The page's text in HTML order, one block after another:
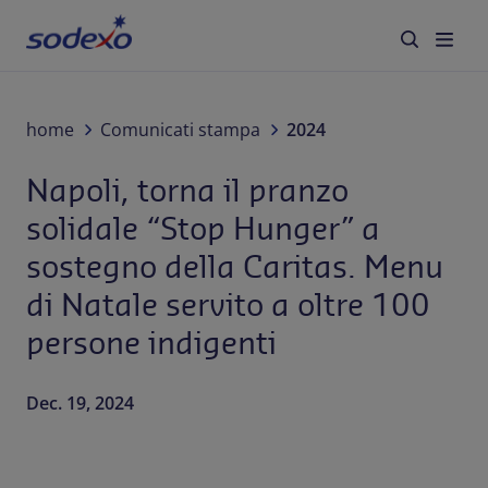
Servizi e Brand
Settori
Blog
Chi siamo
Sostenibilità
home Comunicati stampa 2024
Napoli, torna il pranzo
solidale “Stop Hunger” a
sostegno della Caritas. Menu
di Natale servito a oltre 100
persone indigenti
Dec. 19, 2024